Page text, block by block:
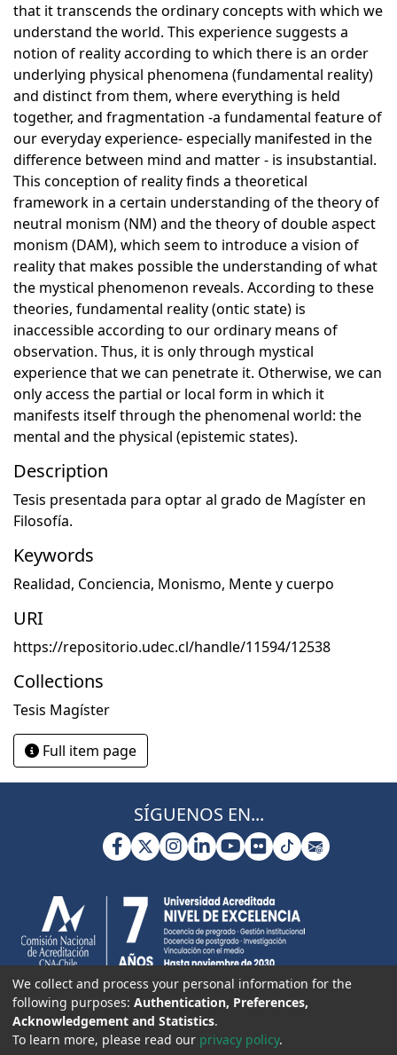
that it transcends the ordinary concepts with which we
understand the world. This experience suggests a
notion of reality according to which there is an order
underlying physical phenomena (fundamental reality)
and distinct from them, where everything is held
together, and fragmentation -a fundamental feature of
our everyday experience- especially manifested in the
difference between mind and matter - is insubstantial.
This conception of reality finds a theoretical
framework in a certain understanding of the theory of
neutral monism (NM) and the theory of double aspect
monism (DAM), which seem to introduce a vision of
reality that makes possible the understanding of what
the mystical phenomenon reveals. According to these
theories, fundamental reality (ontic state) is
inaccessible according to our ordinary means of
observation. Thus, it is only through mystical
experience that we can penetrate it. Otherwise, we can
only access the partial or local form in which it
manifests itself through the phenomenal world: the
mental and the physical (epistemic states).
Description
Tesis presentada para optar al grado de Magíster en
Filosofía.
Keywords
Realidad, Conciencia, Monismo, Mente y cuerpo
URI
https://repositorio.udec.cl/handle/11594/12538
Collections
Tesis Magíster
Full item page
SÍGUENOS EN...
We collect and process your personal information for the
following purposes: Authentication, Preferences,
Acknowledgement and Statistics.
To learn more, please read our privacy policy.